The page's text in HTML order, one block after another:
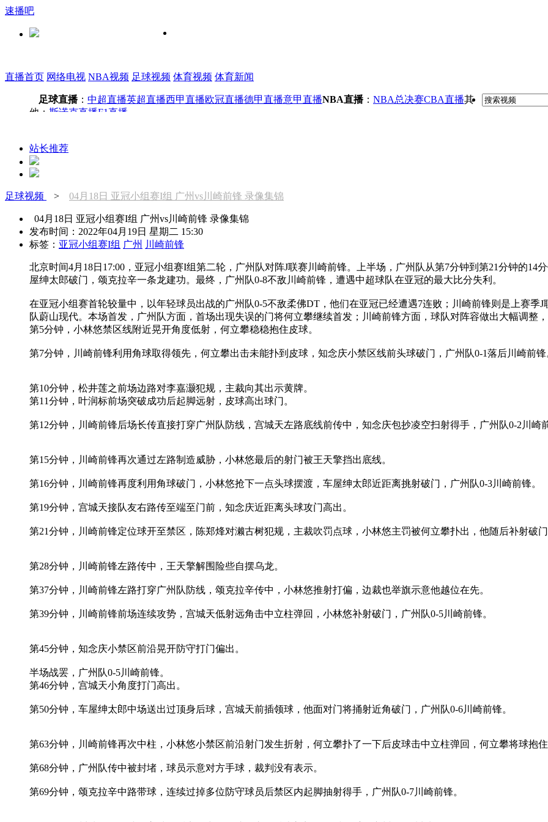
速播吧
直播首页 网络电视 NBA视频 足球视频 体育视频 体育新闻
足球直播： 中超直播英超直播西甲直播欧冠直播德甲直播意甲直播NBA直播： NBA总决赛CBA直播其
他： 斯诺克直播F1直播
站长推荐
足球视频 > 04月18日 亚冠小组赛I组 广州vs川崎前锋 录像集锦
04月18日 亚冠小组赛I组 广州vs川崎前锋 录像集锦
发布时间：2022年04月19日 星期二 15:30
标签： 亚冠小组赛I组 广州 川崎前锋
北京时间4月18日17:00，亚冠小组赛I组第二轮，广州队对阵J联赛川崎前锋。上半场，广州队从第7分钟到第21分钟的
屋绅太郎破门，颂克拉辛一条龙建功。最终，广州队0-8不敌川崎前锋，遭遇中超球队在亚冠的最大比分失利。
在亚冠小组赛首轮较量中，以年轻球员出战的广州队0-5不敌柔佛DT，他们在亚冠已经遭遇7连败；川崎前锋则是上赛季
队蔚山现代。本场首发，广州队方面，首场出现失误的门将何立攀继续首发；川崎前锋方面，球队对阵容做出大幅调整
第5分钟，小林悠禁区线附近晃开角度低射，何立攀稳稳抱住皮球。
第7分钟，川崎前锋利用角球取得领先，何立攀出击未能扑到皮球，知念庆小禁区线前头球破门，广州队0-1落后川崎前锋
第10分钟，松井莲之前场边路对李嘉灏犯规，主裁向其出示黄牌。
第11分钟，叶润标前场突破成功后起脚远射，皮球高出球门。
第12分钟，川崎前锋后场长传直接打穿广州队防线，宫城天左路底线前传中，知念庆包抄凌空扫射得手，广州队0-2川崎
第15分钟，川崎前锋再次通过左路制造威胁，小林悠最后的射门被王天擎挡出底线。
第16分钟，川崎前锋再度利用角球破门，小林悠抢下一点头球摆渡，车屋绅太郎近距离挑射破门，广州队0-3川崎前锋。
第19分钟，宫城天接队友右路传至端至门前，知念庆近距离头球攻门高出。
第21分钟，川崎前锋定位球开至禁区，陈郑烽对濑古树犯规，主裁吹罚点球，小林悠主罚被何立攀扑出，他随后补射破
第28分钟，川崎前锋左路传中，王天擎解围险些自摆乌龙。
第37分钟，川崎前锋左路打穿广州队防线，颂克拉辛传中，小林悠推射打偏，边裁也举旗示意他越位在先。
第39分钟，川崎前锋前场连续攻势，宫城天低射远角击中立柱弹回，小林悠补射破门，广州队0-5川崎前锋。
第45分钟，知念庆小禁区前沿晃开防守打门偏出。
半场战罢，广州队0-5川崎前锋。
第46分钟，宫城天小角度打门高出。
第50分钟，车屋绅太郎中场送出过顶身后球，宫城天前插领球，他面对门将捅射近角破门，广州队0-6川崎前锋。
第63分钟，川崎前锋再次中柱，小林悠小禁区前沿射门发生折射，何立攀扑了一下后皮球击中立柱弹回，何立攀将球抱
第68分钟，广州队传中被封堵，球员示意对方手球，裁判没有表示。
第69分钟，颂克拉辛中路带球，连续过掉多位防守球员后禁区内起脚抽射得手，广州队0-7川崎前锋。